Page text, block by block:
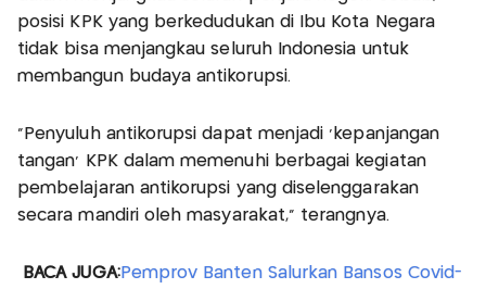
posisi KPK yang berkedudukan di Ibu Kota Negara
tidak bisa menjangkau seluruh Indonesia untuk
membangun budaya antikorupsi.
"Penyuluh antikorupsi dapat menjadi 'kepanjangan
tangan' KPK dalam memenuhi berbagai kegiatan
pembelajaran antikorupsi yang diselenggarakan
secara mandiri oleh masyarakat," terangnya.
BACA JUGA:Pemprov Banten Salurkan Bansos Covid-